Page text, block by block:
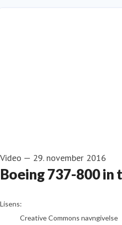
Video — 29. november 2016
Boeing 737-800 in
go to media item
Lisens:
Creative Commons navngivelse